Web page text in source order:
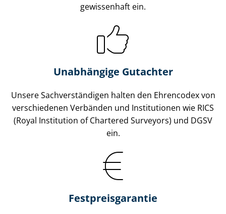
gewissenhaft ein.
Unabhängige Gutachter
Unsere Sach­ver­stän­di­gen halten den Ehrencodex von
verschiedenen Verbänden und Institutionen wie RICS
(Royal Institution of Chartered Surveyors) und DGSV
ein.
Festpreis​garantie